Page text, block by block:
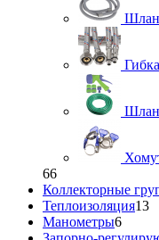
66
Коллекторные
Теплоизоляция13
Манометры6